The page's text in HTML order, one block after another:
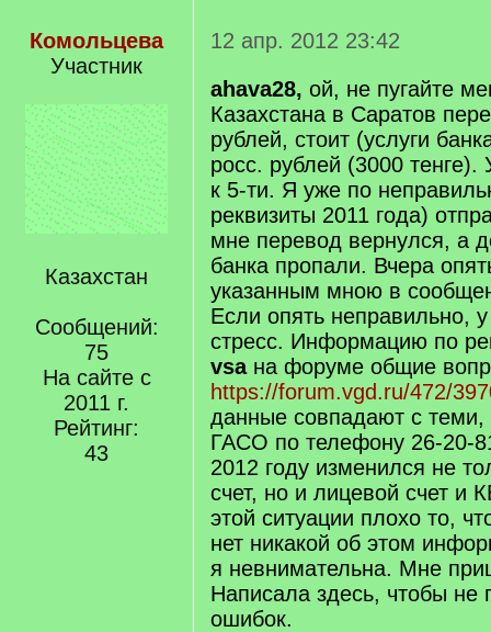
Комольцева
Участник
Казахстан
Сообщений:
75
На сайте с
2011 г.
Рейтинг:
43
12 апр. 2012 23:42
ahava28, ой, не пугайте
Казахстана в Саратов
рублей, стоит (услуги
росс. рублей (3000
к 5-ти. Я уже по
реквизиты 2011 года)
мне перевод вернулся, а
банка пропали. Вчера
указанным мною в
Если опять неправильно,
стресс. Информацию по
vsaна форуме общие
https://forum.vgd.ru/472/
данные совпадают с
ГАСО по телефону 26-20-
2012 году изменился не
счет, но и лицевой счет
этой ситуации плохо то,
нет никакой об этом
я невнимательна. Мне
Написала здесь, чтобы не
ошибок.